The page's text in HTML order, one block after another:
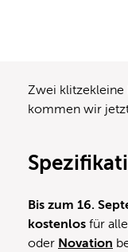
Zwei klitzekleine
kommen wir
Bis zum 16.
kostenlos für
oder Novation